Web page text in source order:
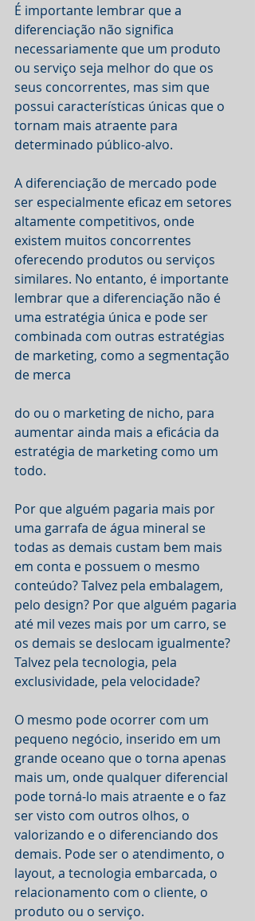
É importante lembrar que a
diferenciação não significa
necessariamente que um produto
ou serviço seja melhor do que os
seus concorrentes, mas sim que
possui características únicas que o
tornam mais atraente para
determinado público-alvo.
A diferenciação de mercado pode
ser especialmente eficaz em setores
altamente competitivos, onde
existem muitos concorrentes
oferecendo produtos ou serviços
similares. No entanto, é importante
lembrar que a diferenciação não é
uma estratégia única e pode ser
combinada com outras estratégias
de marketing, como a segmentação
de merca
do ou o marketing de nicho, para
aumentar ainda mais a eficácia da
estratégia de marketing como um
todo.
Por que alguém pagaria mais por
uma garrafa de água mineral se
todas as demais custam bem mais
em conta e possuem o mesmo
conteúdo? Talvez pela embalagem,
pelo design? Por que alguém pagaria
até mil vezes mais por um carro, se
os demais se deslocam igualmente?
Talvez pela tecnologia, pela
exclusividade, pela velocidade?
O mesmo pode ocorrer com um
pequeno negócio, inserido em um
grande oceano que o torna apenas
mais um, onde qualquer diferencial
pode torná-lo mais atraente e o faz
ser visto com outros olhos, o
valorizando e o diferenciando dos
demais. Pode ser o atendimento, o
layout, a tecnologia embarcada, o
relacionamento com o cliente, o
produto ou o serviço.